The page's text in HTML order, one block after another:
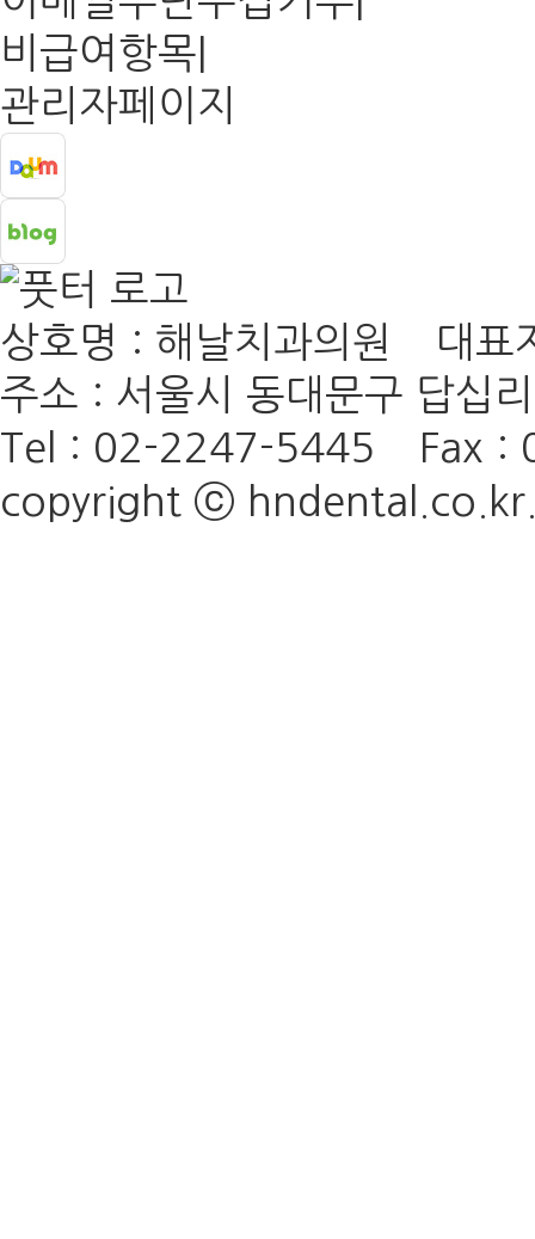
비급여항목
관리자페이지
상호명 : 해날치과의원 대
주소 : 서울시 동대문구 답
Tel : 02-2247-5445 Fax :
copyright ⓒ